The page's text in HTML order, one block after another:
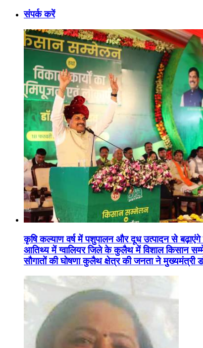
संपर्क करें
कृषि कल्याण वर्ष में पशुपालन और दूध उत्पादन से
आतिथ्य में ग्वालियर जिले के कुलैथ में विशाल किसान
सौगातों की घोषणा कुलैथ क्षेत्र की जनता ने मुख्यमंत्री